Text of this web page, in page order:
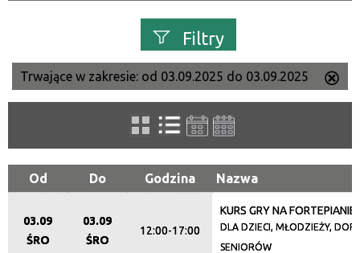
Filtry
Szukana fraza
Kategoria
Trwające w zakresie
Trwające w zakresie: od 03.09.2025 do 03.09.2025
ten
Od Do Godzina Nazwa
03.09
ŚRO
03.09
ŚRO
12:00-17:00
KURS GRY NA FORTEPIANIE
DLA DZIECI, MŁODZIEŻY,
SENIORÓW